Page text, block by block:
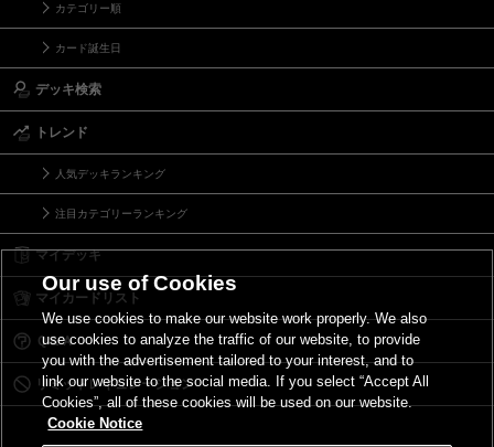
カテゴリー順
カード誕生日
デッキ検索
トレンド
人気デッキランキング
注目カテゴリーランキング
マイデッキ
マイカードリスト
Ｑ＆Ａ
リミットレギュレーション
Our use of Cookies
We use cookies to make our website work properly. We also
use cookies to analyze the traffic of our website, to provide
you with the advertisement tailored to your interest, and to
link our website to the social media. If you select “Accept All
Cookies”, all of these cookies will be used on our website.
Cookie Notice